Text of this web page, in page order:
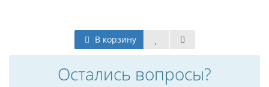
В корзину
Остались вопросы?